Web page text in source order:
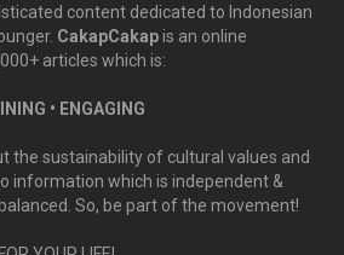
content dedicated to Indonesian
CakapCakapis an online
articles which is:
• ENGAGING
the sustainability of cultural values and
information which is independent &
So, be part of the movement!